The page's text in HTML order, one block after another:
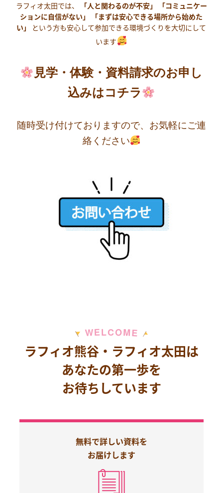
ラフィオ太田では、 「人と関わるのが不安」
「コミュニケー
ションに自信がない」
「まずは安心できる場所から始めた
い」
という方も安心して参加できる環境づくりを大切にして
います
見学・体験・資料請求のお申し
込みはコチラ
随時受け付けておりますので、お気軽にご連
絡ください
WELCOME
ラフィオ熊谷・ラフィオ太田は
あなたの第一歩を
お待ちしています
無料で詳しい資料を
お届けします